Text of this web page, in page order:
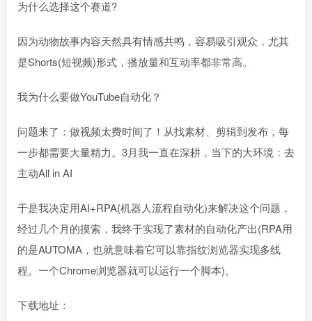
为什么选择这个赛道?
因为动物故事内容天然具有情感共鸣，容易吸引观众，尤其
是Shorts(短视频)形式，播放量和互动率都非常高。
我为什么要做YouTube自动化？
问题来了：做视频太费时间了！从找素材、剪辑到发布，每
一步都需要大量精力。3月我一直在深耕，当下的大环境：去
主动All in AI
于是我决定用AI+RPA(机器人流程自动化)来解决这个问题，
经过几个月的摸索，我终于实现了素材的自动化产出(RPA用
的是AUTOMA，也就意味着它可以靠指纹浏览器实现多线
程。一个Chrome浏览器就可以运行一个脚本)。
下载地址：